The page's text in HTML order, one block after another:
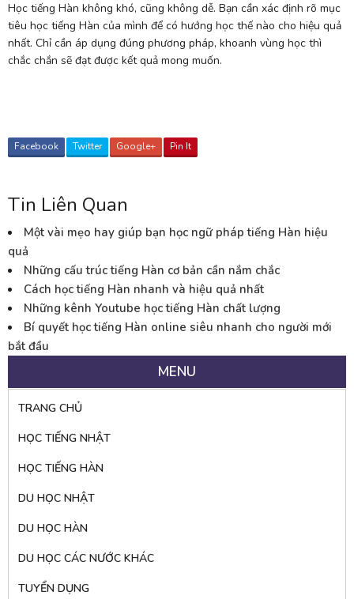
Học tiếng Hàn không khó, cũng không dễ. Bạn cần xác định rõ mục
tiêu học tiếng Hàn của mình để có hướng học thế nào cho hiệu quả
nhất. Chỉ cần áp dụng đúng phương pháp, khoanh vùng học thì
chắc chắn sẽ đạt được kết quả mong muốn.
Facebook Twitter Google+ Pin It
Tin Liên Quan
Một vài mẹo hay giúp bạn học ngữ pháp tiếng Hàn hiệu
quả
Những cấu trúc tiếng Hàn cơ bản cần nắm chắc
Cách học tiếng Hàn nhanh và hiệu quả nhất
Những kênh Youtube học tiếng Hàn chất lượng
Bí quyết học tiếng Hàn online siêu nhanh cho người mới
bắt đầu
MENU
TRANG CHỦ
HỌC TIẾNG NHẬT
HỌC TIẾNG HÀN
DU HỌC NHẬT
DU HỌC HÀN
DU HỌC CÁC NƯỚC KHÁC
TUYỂN DỤNG